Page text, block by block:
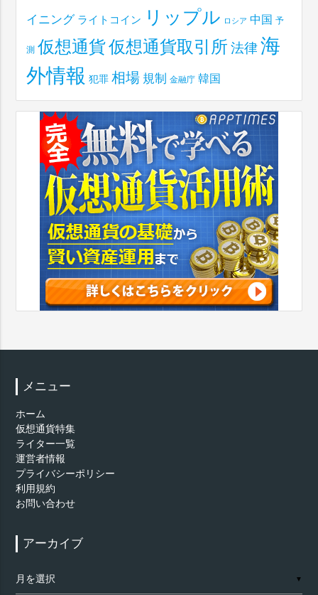
イニング ライトコイン リップル ロシア 中国 予
測 仮想通貨仮想通貨取引所 法律 海
外情報 犯罪 相場 規制 金融庁 韓国
メニュー
ホーム
仮想通貨特集
ライター一覧
運営者情報
プライバシーポリシー
利用規約
お問い合わせ
アーカイブ
ー
▼